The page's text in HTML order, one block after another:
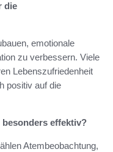
die
emotionale
zu verbessern. Viele
Lebenszufriedenheit
positiv auf die
effektiv?
Atembeobachtung,